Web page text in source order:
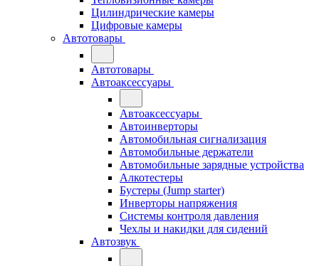
Цилиндрические камеры
Цифровые камеры
Автотовары
Автотовары
Автоаксессуары
Автоаксессуары
Автоинверторы
Автомобильная сигнализация
Автомобильные держатели
Автомобильные зарядные устройства
Алкотестеры
Бустеры (Jump starter)
Инверторы напряжения
Системы контроля давления
Чехлы и накидки для сидений
Автозвук